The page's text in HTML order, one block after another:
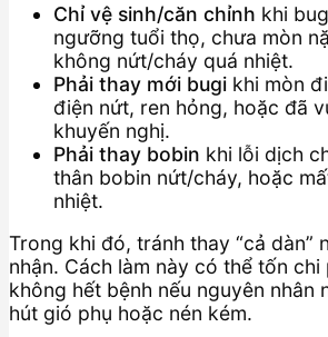
Chỉ vệ sinh/căn chỉnh khi
ngưỡng tuổi thọ, chưa mòn
không nứt/cháy quá nhiệt.
Phải thay mới bugi khi mòn
điện nứt, ren hỏng, hoặc đã
khuyến nghị.
Phải thay bobin khi lỗi dịch
thân bobin nứt/cháy, hoặc
nhiệt.
Trong khi đó, tránh thay “cả dàn”
nhận. Cách làm này có thể tốn chi
không hết bệnh nếu nguyên nhân
hút gió phụ hoặc nén kém.